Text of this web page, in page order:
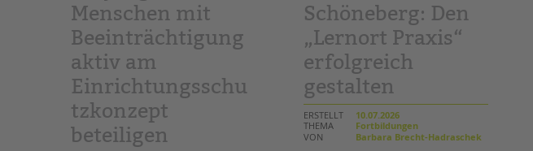
Menschen mit
Beeinträchtigung
aktiv am
Einrichtungsschu
tzkonzept
beteiligen
Schöneberg: Den
„Lernort Praxis“
erfolgreich
gestalten
ERSTELLT
10.07.2026
THEMA
Fortbildungen
VON
Barbara Brecht-Hadraschek